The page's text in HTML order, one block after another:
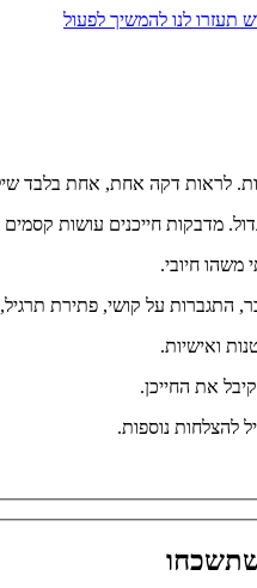
תעזרו לנו להמשיך לפעול
לראות דקה אחת, אחת בלבד
מדבקות חייכנים עושות
חיובי.
התגברות על קושי, פתירת
ואישיות.
את החייכן.
להצלחות נוספות.